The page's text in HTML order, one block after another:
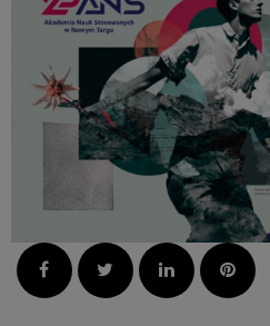
Facebook Twitter LinkedIn